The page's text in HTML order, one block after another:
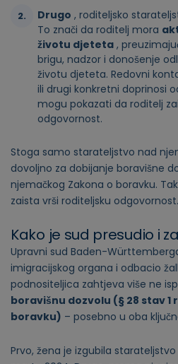
Drugo , roditeljsko
To znači da roditelj mora
životu djeteta ,
brigu, nadzor i donošenje
životu djeteta. Redovni
ili drugi konkretni doprinosi
mogu pokazati da roditelj
odgovornost.
Stoga samo starateljstvo nad
dovoljno za dobijanje boravišne
njemačkog Zakona o boravku.
zaista vrši roditeljsku odgovornost.
Kako je sud presudio i
Upravni sud Baden-
imigracijskog organa i odbacio
podnositeljica zahtjeva više ne
boravišnu dozvolu (§ 28 stav 1
boravku) – posebno u oba
Prvo, žena je izgubila